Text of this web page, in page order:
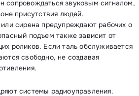
сопровождаться звуковым сигналом,
присутствия людей.
сирена предупреждают рабочих о
подъем также зависит от
роликов. Если таль обслуживается
свободно, не создавая
системы радиоуправления.